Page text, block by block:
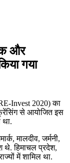
और
गया
Invest 2020) का
से आयोजित इस
था.
मालदीव, जर्मनी,
थे. हिमाचल प्रदेश,
में शामिल था.